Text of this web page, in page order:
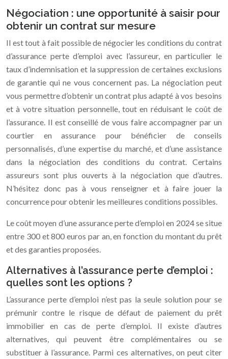
Négociation : une opportunité à saisir pour
obtenir un contrat sur mesure
Il est tout à fait possible de négocier les conditions du contrat
d’assurance perte d’emploi avec l’assureur, en particulier le
taux d’indemnisation et la suppression de certaines exclusions
de garantie qui ne vous concernent pas. La négociation peut
vous permettre d’obtenir un contrat plus adapté à vos besoins
et à votre situation personnelle, tout en réduisant le coût de
l’assurance. Il est conseillé de vous faire accompagner par un
courtier en assurance pour bénéficier de conseils
personnalisés, d’une expertise du marché, et d’une assistance
dans la négociation des conditions du contrat. Certains
assureurs sont plus ouverts à la négociation que d’autres.
N’hésitez donc pas à vous renseigner et à faire jouer la
concurrence pour obtenir les meilleures conditions possibles.
Le coût moyen d’une assurance perte d’emploi en 2024 se situe
entre 300 et 800 euros par an, en fonction du montant du prêt
et des garanties proposées.
Alternatives à l’assurance perte d’emploi :
quelles sont les options ?
L’assurance perte d’emploi n’est pas la seule solution pour se
prémunir contre le risque de défaut de paiement du prêt
immobilier en cas de perte d’emploi. Il existe d’autres
alternatives, qui peuvent être complémentaires ou se
substituer à l’assurance. Parmi ces alternatives, on peut citer